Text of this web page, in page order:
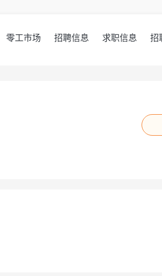
零工市场 招聘信息 求职信息 招